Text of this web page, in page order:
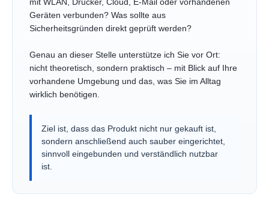
mit WLAN, Drucker, Cloud, E-Mail oder vorhandenen
Geräten verbunden? Was sollte aus
Sicherheitsgründen direkt geprüft werden?
Genau an dieser Stelle unterstütze ich Sie vor Ort:
nicht theoretisch, sondern praktisch – mit Blick auf Ihre
vorhandene Umgebung und das, was Sie im Alltag
wirklich benötigen.
Ziel ist, dass das Produkt nicht nur gekauft ist,
sondern anschließend auch sauber eingerichtet,
sinnvoll eingebunden und verständlich nutzbar
ist.